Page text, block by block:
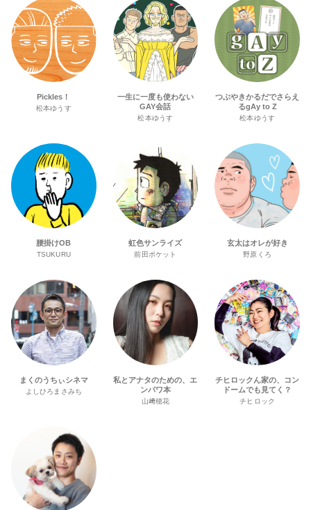
Pickles！
松本ゆうす
一生に一度も使わない
GAY会話
松本ゆうす
つぶやきかるだでさらえ
るgAy to Z
松本ゆうす
腰掛けOB
TSUKURU
虹色サンライズ
前田ポケット
玄太はオレが好き
野原くろ
まくのうちぃシネマ
よしひろまさみち
私とアナタのための、エ
ンパワ本
山﨑穂花
チヒロックん家の、コン
ドームでも見てく？
チヒロック